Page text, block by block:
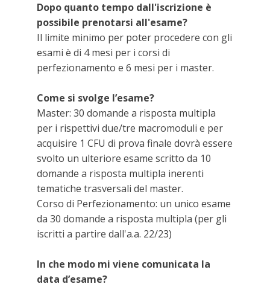
Dopo quanto tempo dall'iscrizione è
possibile prenotarsi all'esame?
Il limite minimo per poter procedere con gli
esami è di 4 mesi per i corsi di
perfezionamento e 6 mesi per i master.
Come si svolge l’esame?
Master: 30 domande a risposta multipla
per i rispettivi due/tre macromoduli e per
acquisire 1 CFU di prova finale dovrà essere
svolto un ulteriore esame scritto da 10
domande a risposta multipla inerenti
tematiche trasversali del master.
Corso di Perfezionamento: un unico esame
da 30 domande a risposta multipla (per gli
iscritti a partire dall'a.a. 22/23)
In che modo mi viene comunicata la
data d’esame?